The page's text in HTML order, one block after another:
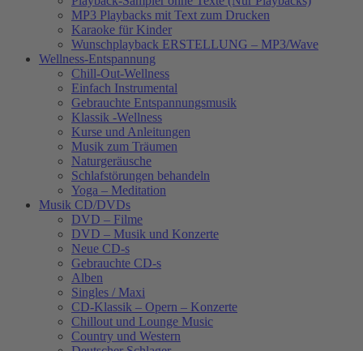
MP3 Playbacks mit Text zum Drucken
Karaoke für Kinder
Wunschplayback ERSTELLUNG – MP3/Wave
Wellness-Entspannung
Chill-Out-Wellness
Einfach Instrumental
Gebrauchte Entspannungsmusik
Klassik -Wellness
Kurse und Anleitungen
Musik zum Träumen
Naturgeräusche
Schlafstörungen behandeln
Yoga – Meditation
Musik CD/DVDs
DVD – Filme
DVD – Musik und Konzerte
Neue CD-s
Gebrauchte CD-s
Alben
Singles / Maxi
CD-Klassik – Opern – Konzerte
Chillout und Lounge Music
Country und Western